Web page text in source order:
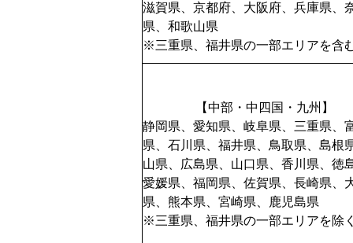
滋賀県、京都府、大阪府、兵庫県、
県、和歌山県
※三重県、福井県の一部エリアを含
【中部・中四国・九州】
静岡県、愛知県、岐阜県、三重県、
県、石川県、福井県、鳥取県、島根
山県、広島県、山口県、香川県、徳
愛媛県、福岡県、佐賀県、長崎県、
県、熊本県、宮崎県、鹿児島県
※三重県、福井県の一部エリアを除